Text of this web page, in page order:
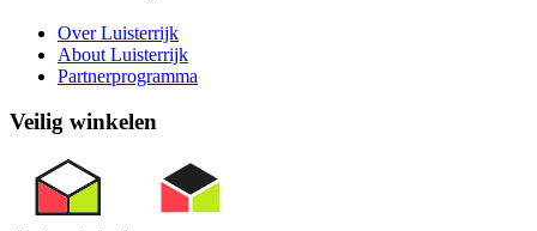
Over Luisterrijk
About Luisterrijk
Partnerprogramma
Veilig winkelen